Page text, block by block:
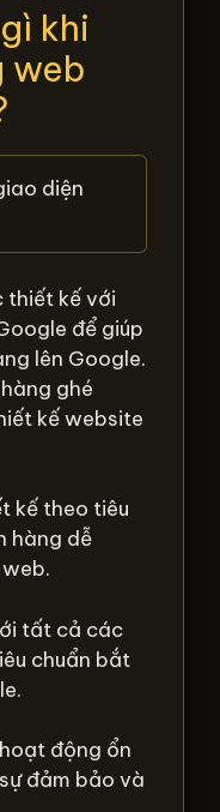
khi
web
diện
thiết kế với
để giúp
lên Google.
ghé
kế website
kế theo tiêu
hàng dễ
tất cả các
chuẩn bắt
động ổn
đảm bảo và